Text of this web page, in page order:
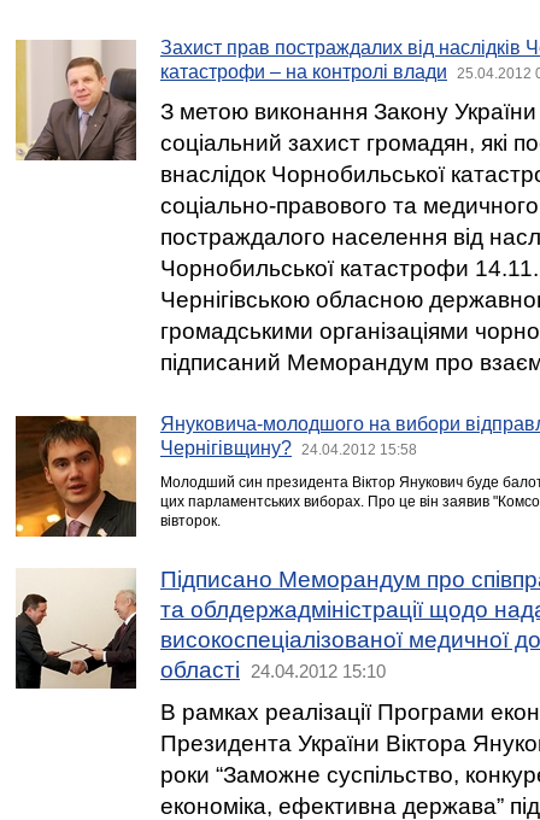
Захист прав постраждалих від наслідків
катастрофи – на контролі влади
25.04.2012
З метою виконання Закону України
соціальний захист громадян, які
внаслідок Чорнобильської
соціально-правового та
постраждалого населення від
Чорнобильської катастрофи
Чернігівською обласною
громадськими організаціями
підписаний Меморандум про
Януковича-молодшого на вибори
Чернігівщину?
24.04.2012 15:58
Молодший син президента Віктор Янукович буде
цих парламентських виборах. Про це він заявив
вівторок.
Підписано Меморандум про
та облдержадміністрації щодо
високоспеціалізованої медичної
області
24.04.2012 15:10
В рамках реалізації Програми
Президента України Віктора
роки “Заможне суспільство,
економіка, ефективна держава”